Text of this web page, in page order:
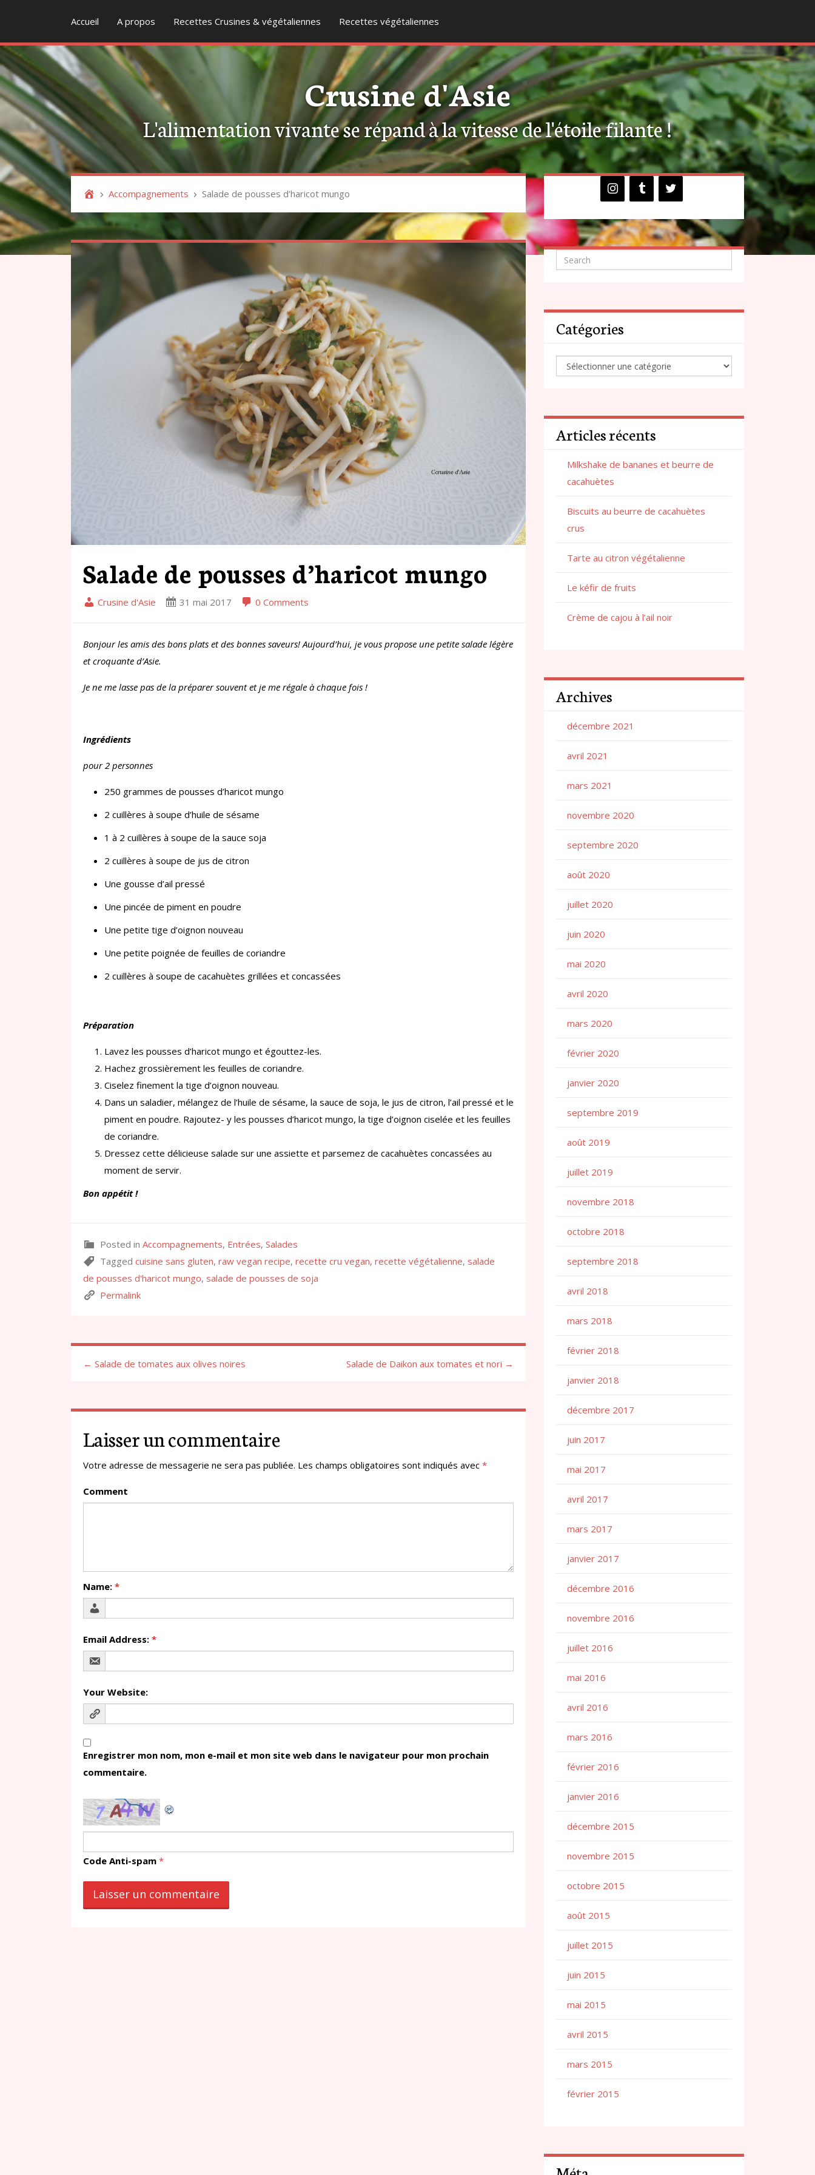
Accueil A propos Recettes Crusines & végétaliennes Recettes végétaliennes
Crusine d'Asie
L'alimentation vivante se répand à la vitesse de l'étoile filante !
Accompagnements Salade de pousses d’haricot mungo
Salade de pousses d’haricot mungo
Crusine d'Asie 31 mai 2017 0 Comments
Bonjour les amis des bons plats et des bonnes saveurs! Aujourd’hui, je vous propose une petite salade légère
et croquante d’Asie.
Je ne me lasse pas de la préparer souvent et je me régale à chaque fois !
Ingrédients
pour 2 personnes
250 grammes de pousses d’haricot mungo
2 cuillères à soupe d’huile de sésame
1 à 2 cuillères à soupe de la sauce soja
2 cuillères à soupe de jus de citron
Une gousse d’ail pressé
Une pincée de piment en poudre
Une petite tige d’oignon nouveau
Une petite poignée de feuilles de coriandre
2 cuillères à soupe de cacahuètes grillées et concassées
Préparation
Lavez les pousses d’haricot mungo et égouttez-les.
Hachez grossièrement les feuilles de coriandre.
Ciselez finement la tige d’oignon nouveau.
Dans un saladier, mélangez de l’huile de sésame, la sauce de soja, le jus de citron, l’ail pressé et le
piment en poudre. Rajoutez- y les pousses d’haricot mungo, la tige d’oignon ciselée et les feuilles
de coriandre.
Dressez cette délicieuse salade sur une assiette et parsemez de cacahuètes concassées au
moment de servir.
Bon appétit !
Posted in Accompagnements, Entrées, Salades
Tagged cuisine sans gluten, raw vegan recipe, recette cru vegan, recette végétalienne, salade
de pousses d'haricot mungo, salade de pousses de soja
Permalink
← Salade de tomates aux olives noires Salade de Daikon aux tomates et nori →
Laisser un commentaire
Votre adresse de messagerie ne sera pas publiée. Les champs obligatoires sont indiqués avec *
Comment
Name: *
Email Address: *
Your Website:
Enregistrer mon nom, mon e-mail et mon site web dans le navigateur pour mon prochain
commentaire.
Code Anti-spam *
Catégories
Articles récents
Milkshake de bananes et beurre de
cacahuètes
Biscuits au beurre de cacahuètes
crus
Tarte au citron végétalienne
Le kéfir de fruits
Crème de cajou à l’ail noir
Archives
décembre 2021
avril 2021
mars 2021
novembre 2020
septembre 2020
août 2020
juillet 2020
juin 2020
mai 2020
avril 2020
mars 2020
février 2020
janvier 2020
septembre 2019
août 2019
juillet 2019
novembre 2018
octobre 2018
septembre 2018
avril 2018
mars 2018
février 2018
janvier 2018
décembre 2017
juin 2017
mai 2017
avril 2017
mars 2017
janvier 2017
décembre 2016
novembre 2016
juillet 2016
mai 2016
avril 2016
mars 2016
février 2016
janvier 2016
décembre 2015
novembre 2015
octobre 2015
août 2015
juillet 2015
juin 2015
mai 2015
avril 2015
mars 2015
février 2015